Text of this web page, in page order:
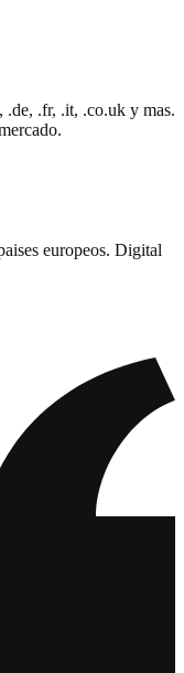
.de, .fr, .it, .co.uk y mas.
europeos. Digital